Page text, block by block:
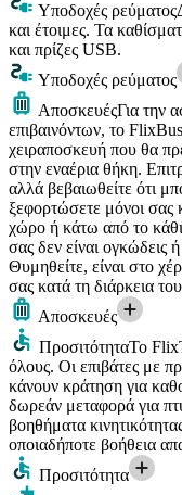
Υποδοχές ρεύματος
και έτοιμες. Τα
και πρίζες USB.
Υποδοχές ρεύματος
ΑποσκευέςΓια την
επιβαινόντων, το
χειραποσκευή που θα
στην εναέρια θήκη.
αλλά βεβαιωθείτε ότι
ξεφορτώσετε μόνοι σας
χώρο ή κάτω από το
σας δεν είναι ογκώδεις
Θυμηθείτε, είναι στο
σας κατά τη διάρκεια
Αποσκευές
ΠροσιτότηταΤο
όλους. Οι επιβάτες με
κάνουν κράτηση για
δωρεάν μεταφορά για
βοηθήματα
οποιαδήποτε βοήθεια
Προσιτότητα